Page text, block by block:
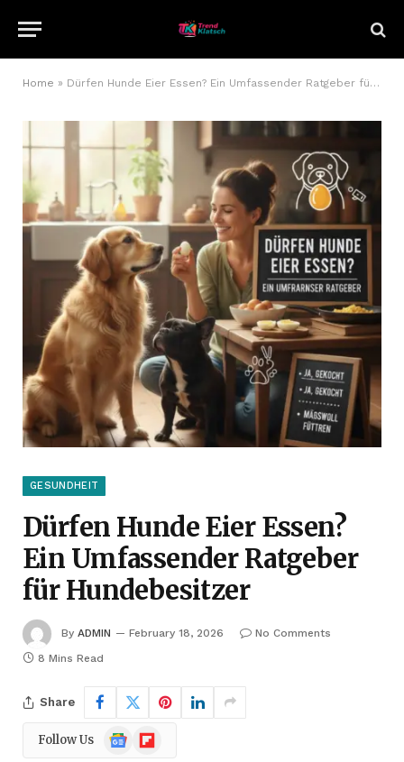
Home » Dürfen Hunde Eier Essen? Ein Umfassender Ratgeber für Hundebesitzer
GESUNDHEIT
Dürfen Hunde Eier Essen?
Ein Umfassender Ratgeber
für Hundebesitzer
By ADMIN February 18, 2026
No Comments
8 Mins Read
Share
Follow Us
Google
News
Flipboard